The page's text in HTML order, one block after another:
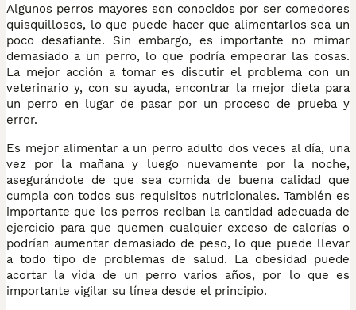
Algunos perros mayores son conocidos por ser comedores
quisquillosos, lo que puede hacer que alimentarlos sea un
poco desafiante. Sin embargo, es importante no mimar
demasiado a un perro, lo que podría empeorar las cosas.
La mejor acción a tomar es discutir el problema con un
veterinario y, con su ayuda, encontrar la mejor dieta para
un perro en lugar de pasar por un proceso de prueba y
error.
Es mejor alimentar a un perro adulto dos veces al día, una
vez por la mañana y luego nuevamente por la noche,
asegurándote de que sea comida de buena calidad que
cumpla con todos sus requisitos nutricionales. También es
importante que los perros reciban la cantidad adecuada de
ejercicio para que quemen cualquier exceso de calorías o
podrían aumentar demasiado de peso, lo que puede llevar
a todo tipo de problemas de salud. La obesidad puede
acortar la vida de un perro varios años, por lo que es
importante vigilar su línea desde el principio.